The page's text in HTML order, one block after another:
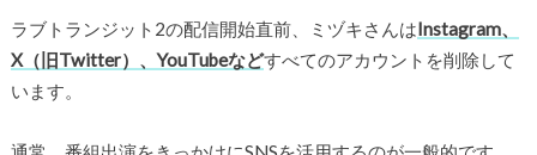
ラブトランジット2の配信開始直前、ミヅキさんはInstagram、
X（旧Twitter）、YouTubeなどすべてのアカウントを削除して
います。